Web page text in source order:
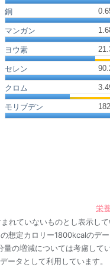
銅
マンガン
ヨウ素
セレン
クロム
モリブデン
栄
れていないものとし表示して
定カロリー1800kcalのデー
の増減については考慮してい
ータとして利用しています。